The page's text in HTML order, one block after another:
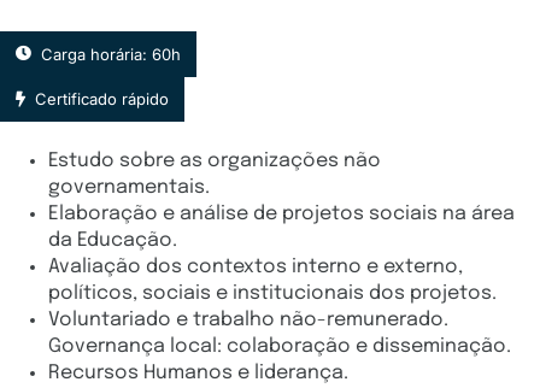
Carga horária: 60h
Certificado rápido
Estudo sobre as organizações não
governamentais.
Elaboração e análise de projetos sociais na área
da Educação.
Avaliação dos contextos interno e externo,
políticos, sociais e institucionais dos projetos.
Voluntariado e trabalho não-remunerado.
Governança local: colaboração e disseminação.
Recursos Humanos e liderança.